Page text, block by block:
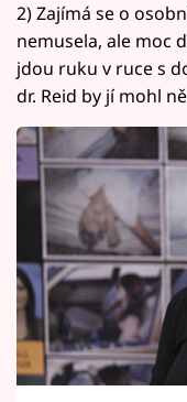
2) Zajímá se o
nemusela, ale moc
jdou ruku v ruce s
dr. Reid by jí mohl